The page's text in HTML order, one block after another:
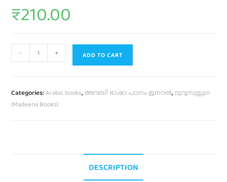
₹210.00
- + ADD TO CART
Categories:Arabic books, അറബി ഭാഷാ പഠനം ജനറൽ, ദുറൂസുല്ലുഗ
(Madeena Books)
DESCRIPTION